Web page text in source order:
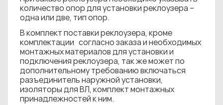
количество опор для установки реклоузера –
одна или две, тип опор.
В комплект поставки реклоузера, кроме
комплектации согласно заказа и необходимых
монтажных материалов для установки и
подключения реклоузера, так же может по
дополнительному требованию включаться
разъединитель наружной установки,
изоляторы для ВЛ, комплект монтажных
принадлежностей к ним.